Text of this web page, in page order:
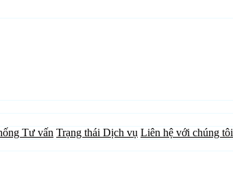
Tư vấn Trạng thái Dịch vụ Liên hệ với chúng tôi